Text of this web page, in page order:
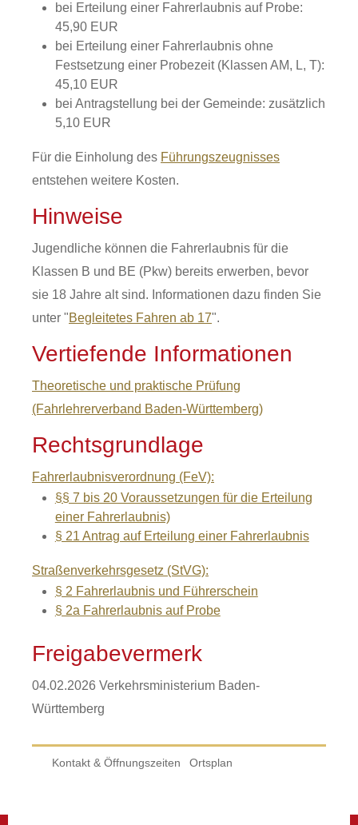
bei Erteilung einer Fahrerlaubnis auf Probe:
45,90 EUR
bei Erteilung einer Fahrerlaubnis ohne
Festsetzung einer Probezeit (Klassen AM, L, T):
45,10 EUR
bei Antragstellung bei der Gemeinde: zusätzlich
5,10 EUR
Für die Einholung des Führungszeugnisses
entstehen weitere Kosten.
Hinweise
Jugendliche können die Fahrerlaubnis für die
Klassen B und BE (Pkw) bereits erwerben, bevor
sie 18 Jahre alt sind. Informationen dazu finden Sie
unter "Begleitetes Fahren ab 17".
Vertiefende Informationen
Theoretische und praktische Prüfung
(Fahrlehrerverband Baden-Württemberg)
Rechtsgrundlage
Fahrerlaubnisverordnung (FeV):
§§ 7 bis 20 Voraussetzungen für die Erteilung
einer Fahrerlaubnis)
§ 21 Antrag auf Erteilung einer Fahrerlaubnis
Straßenverkehrsgesetz (StVG):
§ 2 Fahrerlaubnis und Führerschein
§ 2a Fahrerlaubnis auf Probe
Freigabevermerk
04.02.2026 Verkehrsministerium Baden-
Württemberg
Kontakt & Öffnungszeiten Ortsplan